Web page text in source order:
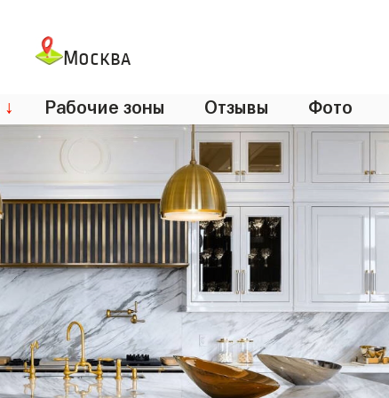
Москва
↓ Рабочие зоны Отзывы Фото